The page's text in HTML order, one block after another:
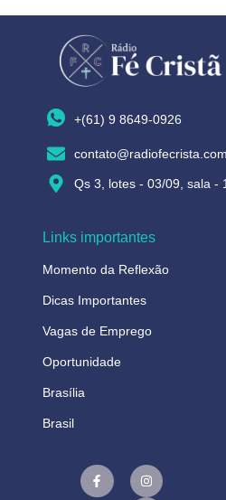
+(61) 9 8649-0926
Qs 3, lotes - 03/09, sala -
Links importantes
Momento da Reflexão
Dicas Importantes
Vagas de Emprego
Oportunidade
Brasília
Brasil